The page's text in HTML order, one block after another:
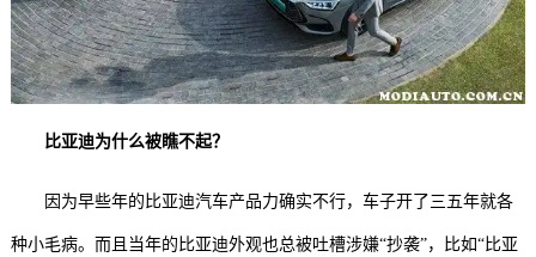
比亚迪为什么被瞧不起？
因为早些年的比亚迪汽车产品力确实不行，车子开了三五年就各
种小毛病。而且当年的比亚迪外观也总被吐槽涉嫌“抄袭”，比如“比亚